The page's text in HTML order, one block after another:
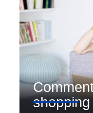
shopping